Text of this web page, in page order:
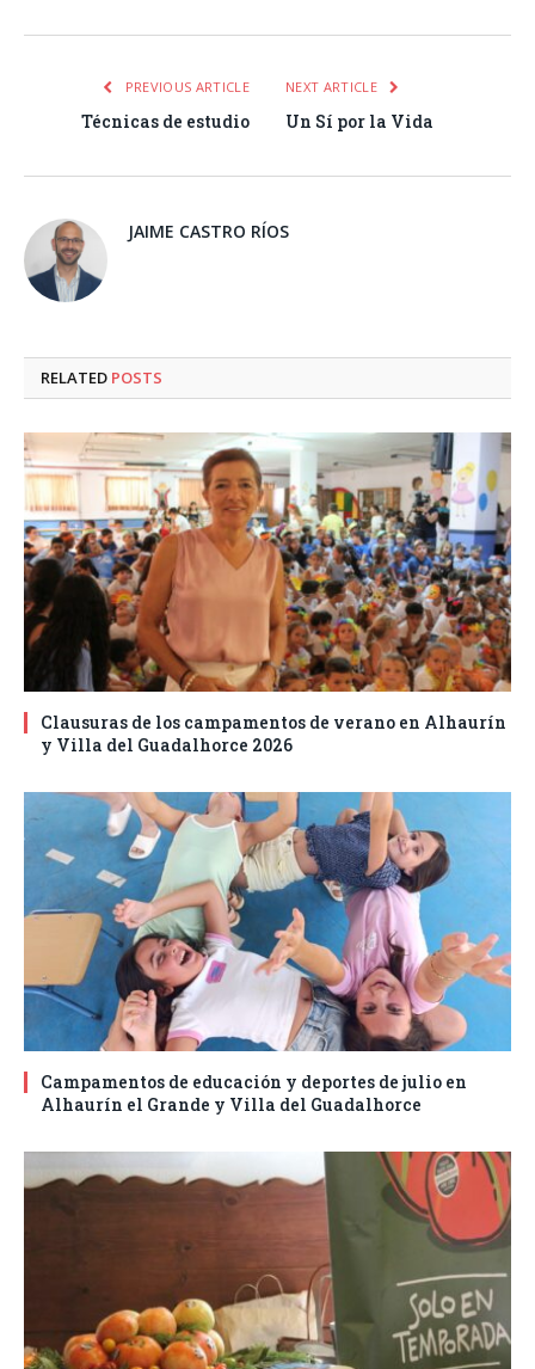
PREVIOUS ARTICLE
Técnicas de estudio
NEXT ARTICLE
Un Sí por la Vida
JAIME CASTRO RÍOS
RELATED POSTS
Clausuras de los campamentos de verano en Alhaurín
y Villa del Guadalhorce 2026
Campamentos de educación y deportes de julio en
Alhaurín el Grande y Villa del Guadalhorce